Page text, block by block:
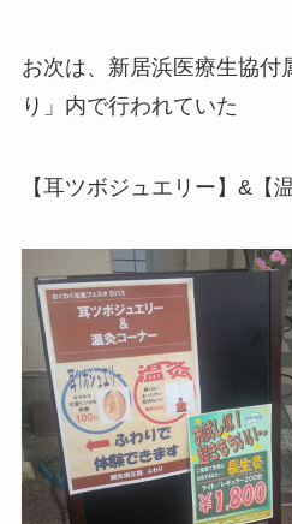
お次は、新居浜医療生協付
り」内で行われていた
【耳ツボジュエリー】&【